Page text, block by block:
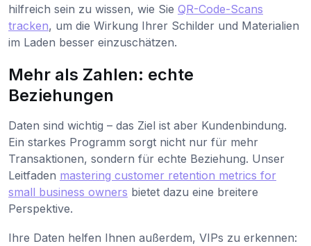
hilfreich sein zu wissen, wie Sie QR-Code-Scans
tracken, um die Wirkung Ihrer Schilder und Materialien
im Laden besser einzuschätzen.
Mehr als Zahlen: echte
Beziehungen
Daten sind wichtig – das Ziel ist aber Kundenbindung.
Ein starkes Programm sorgt nicht nur für mehr
Transaktionen, sondern für echte Beziehung. Unser
Leitfaden mastering customer retention metrics for
small business owners bietet dazu eine breitere
Perspektive.
Ihre Daten helfen Ihnen außerdem, VIPs zu erkennen: